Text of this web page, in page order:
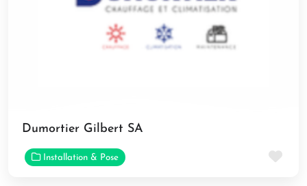
Dumortier Gilbert SA
Installation & Pose